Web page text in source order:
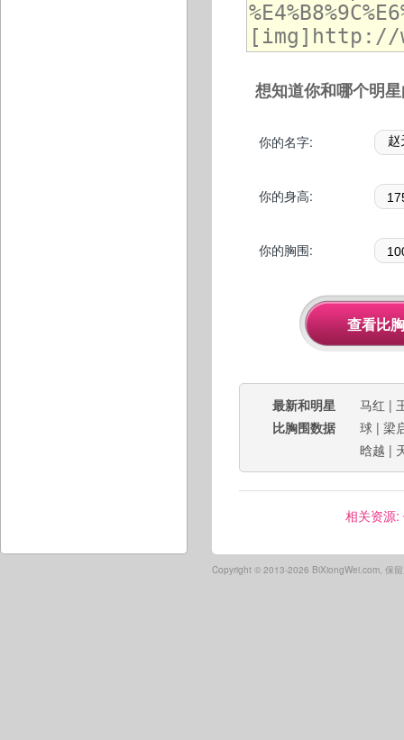
想知道你和哪个明
你的名字:
你的身高:
你的胸围:
最新和明星
比胸围数据
马红 |
球 | 梁
晗越 |
相关资源:
Copyright © 2013-2026 BiXiongWei.com, 保